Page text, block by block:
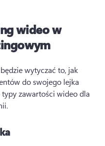
wideo w
wytyczać to, jak
do swojego lejka
zawartości wideo dla